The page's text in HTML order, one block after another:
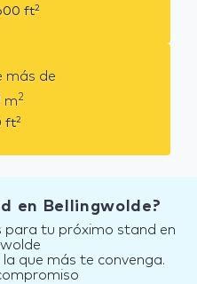
ft2
más de
m2
ft2
en Bellingwolde?
para tu próximo stand en
que más te convenga.